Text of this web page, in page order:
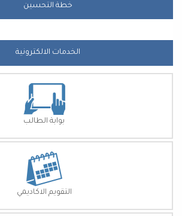
خطة التحسين
الخدمات الالكترونية
بوابة الطالب
التقويم الاكاديمي